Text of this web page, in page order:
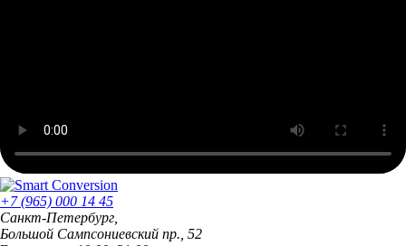
+7 (965) 000 14 45
Санкт-Петербург
Большой Сампсониевский пр., 52